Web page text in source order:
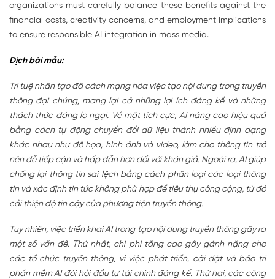
organizations must carefully balance these benefits against the
financial costs, creativity concerns, and employment implications
to ensure responsible AI integration in mass media.
Dịch bài mẫu:
Trí tuệ nhân tạo đã cách mạng hóa việc tạo nội dung trong truyền
thông đại chúng, mang lại cả những lợi ích đáng kể và những
thách thức đáng lo ngại. Về mặt tích cực, AI nâng cao hiệu quả
bằng cách tự động chuyển đổi dữ liệu thành nhiều định dạng
khác nhau như đồ họa, hình ảnh và video, làm cho thông tin trở
nên dễ tiếp cận và hấp dẫn hơn đối với khán giả. Ngoài ra, AI giúp
chống lại thông tin sai lệch bằng cách phân loại các loại thông
tin và xác định tin tức không phù hợp để tiêu thụ công cộng, từ đó
cải thiện độ tin cậy của phương tiện truyền thông.
Tuy nhiên, việc triển khai AI trong tạo nội dung truyền thông gây ra
một số vấn đề. Thứ nhất, chi phí tăng cao gây gánh nặng cho
các tổ chức truyền thông, vì việc phát triển, cài đặt và bảo trì
phần mềm AI đòi hỏi đầu tư tài chính đáng kể. Thứ hai, các công